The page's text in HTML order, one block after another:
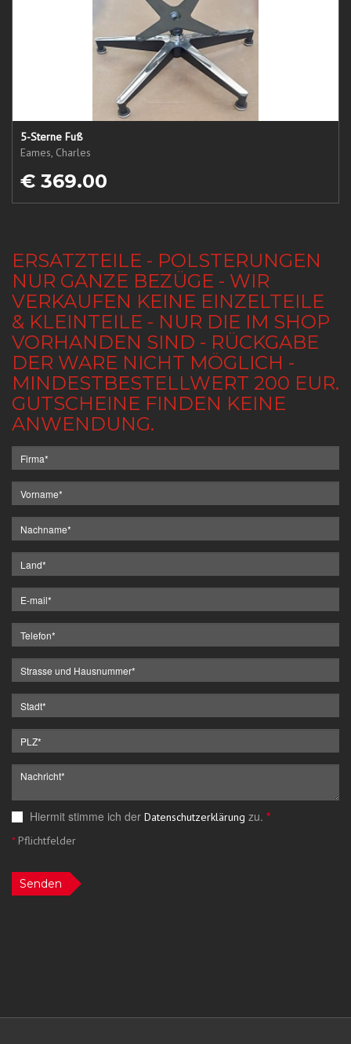
5-Sterne Fuß
Eames, Charles
€ 369.00
ERSATZTEILE - POLSTERUNGEN
NUR GANZE BEZÜGE - WIR
VERKAUFEN KEINE EINZELTEILE
& KLEINTEILE - NUR DIE IM SHOP
VORHANDEN SIND - RÜCKGABE
DER WARE NICHT MÖGLICH -
MINDESTBESTELLWERT 200 EUR.
GUTSCHEINE FINDEN KEINE
ANWENDUNG.
Hiermit stimme ich der Datenschutzerklärung zu. *
*Pflichtfelder
Senden